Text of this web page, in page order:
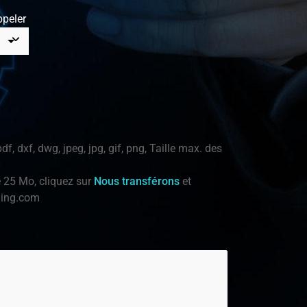
dxf, dwg, jpeg, jpg, gif, png, Taille max. des
Mo, cliquez sur Nous transféronset